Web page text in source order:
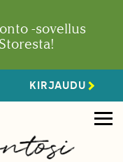
-sovellus
KIRJAUDU